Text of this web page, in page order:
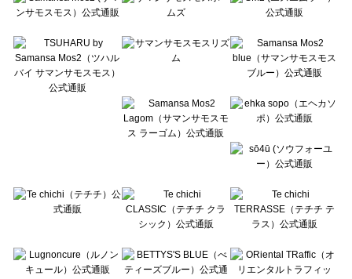
Te chichi CLASSIC（テチチ クラシック）のカーディガン一覧
Lugnoncure（ルノンキュール）のカーディガン一覧
BETTY'S BLUE（べティーズブルー）のカーディガン一覧
Wpc.（ワールドパーティー）のカーディガン一覧